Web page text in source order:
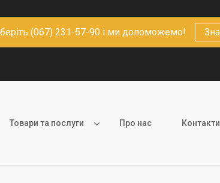
(067) 231-57-90 і ми допоможемо!
Товари та послуги Про нас Контакти